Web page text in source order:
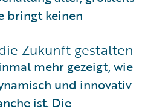
bringt keinen
Zukunft gestalten
mehr gezeigt, wie
und innovativ
ist. Die